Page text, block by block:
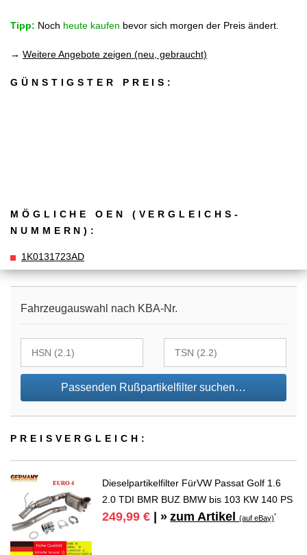
Tipp: Noch heute kaufen bevor sich morgen der Preis ändert.
→ Weitere Angebote zeigen (neu, gebraucht)
GÜNSTIGSTER PREIS:
MÖGLICHE OEN (VERGLEICHS­
NUMMERN):
1K0131723AD
Fahrzeugauswahl nach KBA-Nr.
Passenden Rußpartikelfilter suchen…
PREIS­VER­GLEICH:
Dieselpartikelfilter FürVW Passat Golf 1.6
2.0 TDI BMR BUZ BMW bis 103 KW 140 PS
249,99 € | » zum Artikel(auf eBay)*